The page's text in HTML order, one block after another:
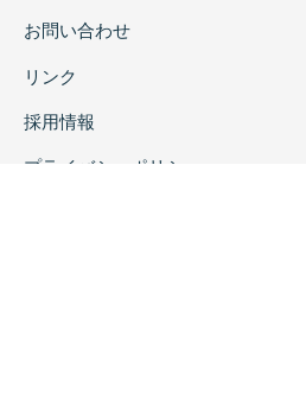
お問い合わせ
リンク
採用情報
プライバシーポリシー